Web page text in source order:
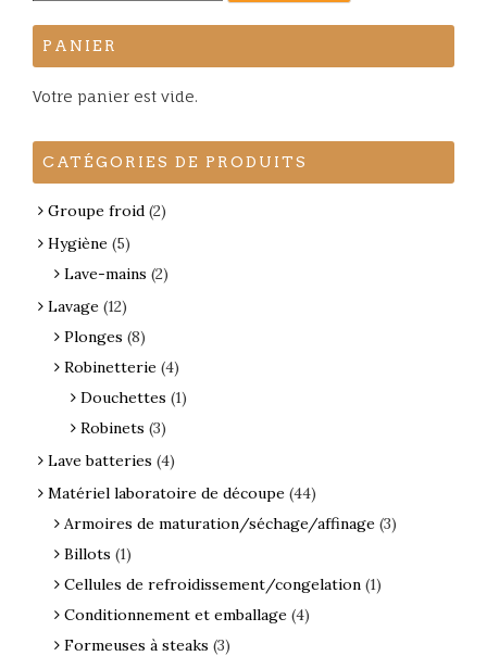
pour :
PANIER
Votre panier est vide.
CATÉGORIES DE PRODUITS
Groupe froid (2)
Hygiène (5)
Lave-mains (2)
Lavage (12)
Plonges (8)
Robinetterie (4)
Douchettes (1)
Robinets (3)
Lave batteries (4)
Matériel laboratoire de découpe (44)
Armoires de maturation/séchage/affinage (3)
Billots (1)
Cellules de refroidissement/congelation (1)
Conditionnement et emballage (4)
Formeuses à steaks (3)